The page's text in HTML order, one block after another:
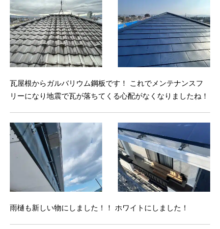
瓦屋根からガルバリウム鋼板です！ これでメンテナンスフ
リーになり地震で瓦が落ちてくる心配がなくなりましたね！
雨樋も新しい物にしました！！ ホワイトにしました！